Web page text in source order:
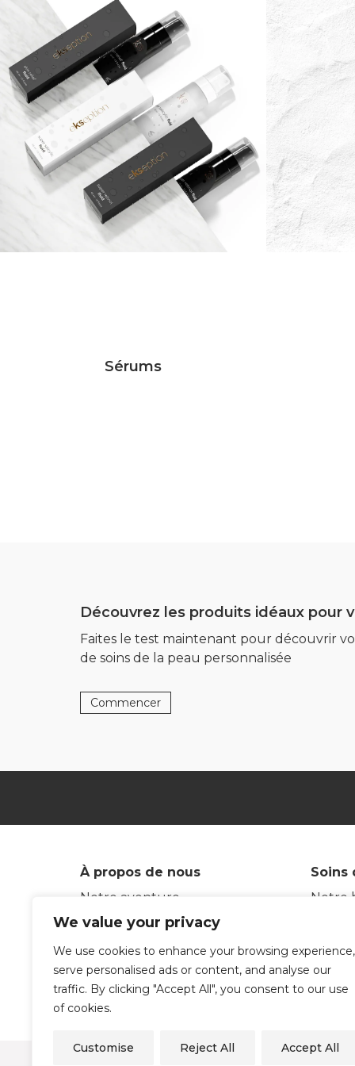
We value your privacy
We use cookies to enhance your browsing experience,
serve personalised ads or content, and analyse our
traffic. By clicking "Accept All", you consent to our use
of cookies.
Customise Reject All Accept All
Sérums
Découvrez les produits idéaux pour
Faites le test maintenant pour découvrir
de soins de la peau personnalisée
Commencer
À propos de nous
Notre aventure
Notre marque
Nous sommes fabricants
Engagement durable
Centres ambassadeurs
Contactez-nous
Soins
Notre
Test